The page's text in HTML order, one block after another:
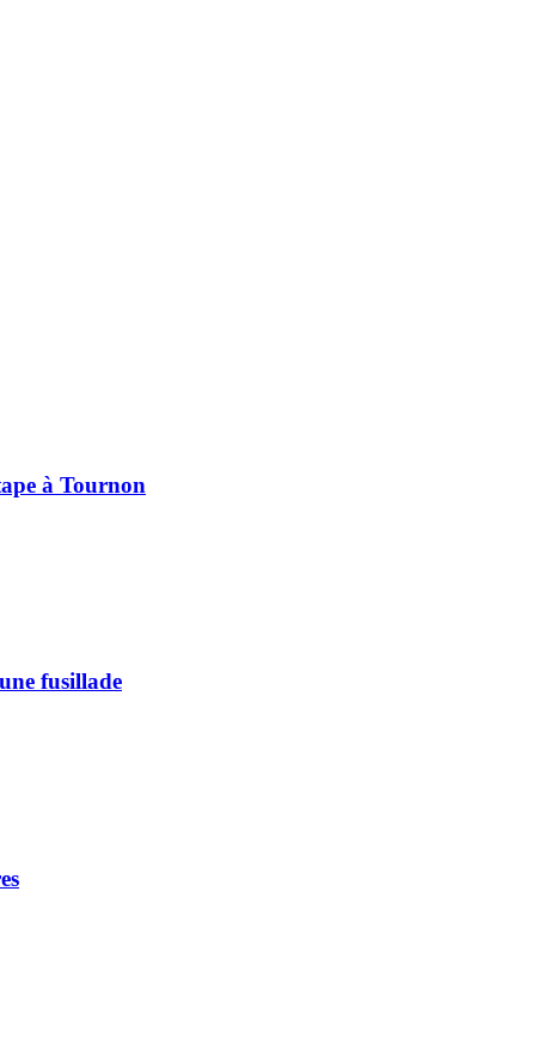
à Tournon
fusillade